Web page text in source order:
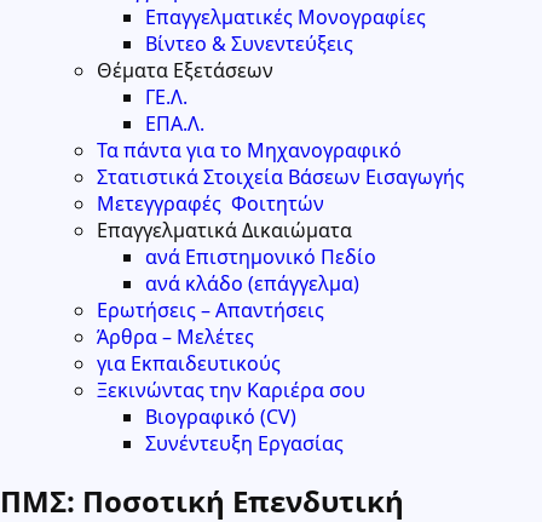
Επαγγελματικές Μονογραφίες
Βίντεο & Συνεντεύξεις
Θέματα Εξετάσεων
ΓΕ.Λ.
ΕΠΑ.Λ.
Τα πάντα για το Μηχανογραφικό
Στατιστικά Στοιχεία Βάσεων Εισαγωγής
Μετεγγραφές Φοιτητών
Επαγγελματικά Δικαιώματα
ανά Επιστημονικό Πεδίο
ανά κλάδο (επάγγελμα)
Ερωτήσεις – Απαντήσεις
Άρθρα – Μελέτες
για Εκπαιδευτικούς
Ξεκινώντας την Καριέρα σου
Βιογραφικό (CV)
Συνέντευξη Εργασίας
ΠΜΣ: Ποσοτική Επενδυτική